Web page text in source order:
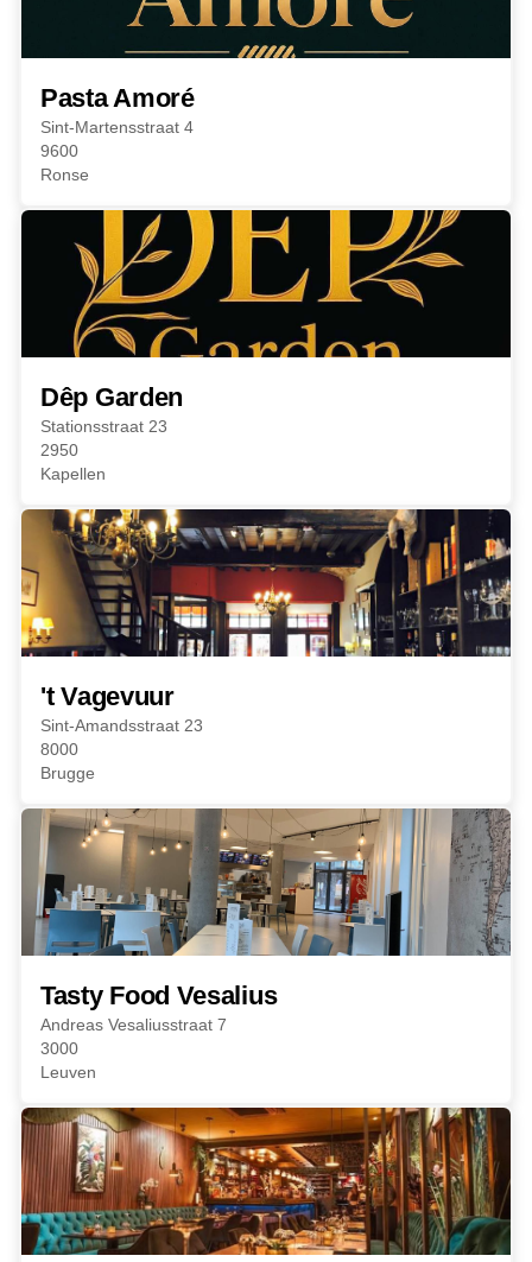
Pasta Amoré
Sint-Martensstraat 4
9600
Ronse
Dêp Garden
Stationsstraat 23
2950
Kapellen
't Vagevuur
Sint-Amandsstraat 23
8000
Brugge
Tasty Food Vesalius
Andreas Vesaliusstraat 7
3000
Leuven